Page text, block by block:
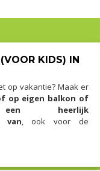
KIDS) IN
op vakantie? Maak er
op eigen balkon of
een heerlijk
van, ook voor de